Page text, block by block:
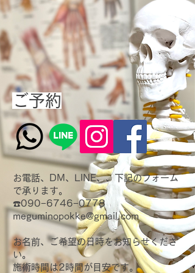
ご予約
お電話、DM、LINE、、下記のフォーム
で承ります。
☎️090−6746−0778
meguminopokke@gmail.com
お名前、ご希望の日時をお知らせくださ
い。
施術時間は2時間が目安です。